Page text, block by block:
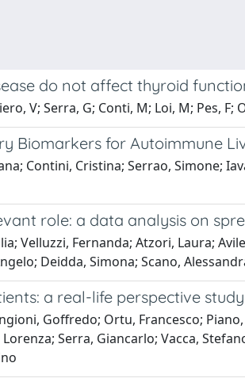
do not affect thyroid
V; Serra, G; Conti, M; Loi, M; Pes,
Biomarkers for Autoimmune
Contini, Cristina; Serrao, Simone;
role: a data analysis on
Velluzzi, Fernanda; Atzori, Laura;
Deidda, Simona; Scano,
a real-life perspective
Goffredo; Ortu, Francesco;
Serra, Giancarlo; Vacca,